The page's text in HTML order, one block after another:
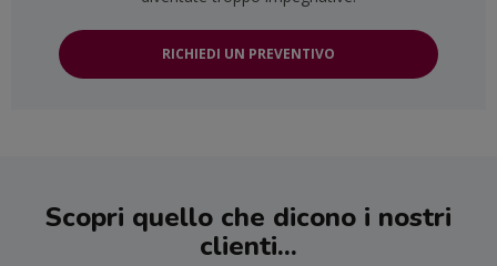
RICHIEDI UN PREVENTIVO
Scopri quello che dicono i nostri
clienti...